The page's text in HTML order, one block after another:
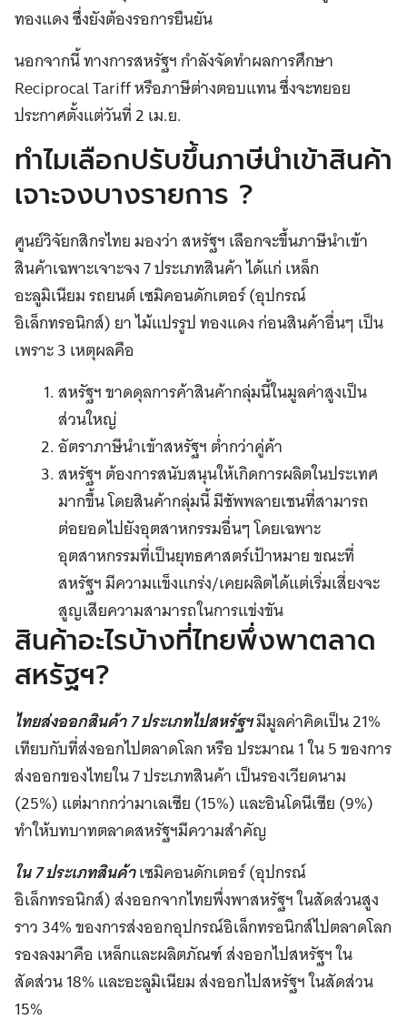
ทองแดง ซึ่งยังต้องรอการยืนยัน
นอกจากนี้ ทางการสหรัฐฯ กำลังจัดทำผลการศึกษา
Reciprocal Tariff หรือภาษีต่างตอบแทน ซึ่งจะทยอย
ประกาศตั้งแต่วันที่ 2 เม.ย.
ทำไมเลือกปรับขึ้นภาษีนำเข้าสินค้า
เจาะจงบางรายการ ?
ศูนย์วิจัยกสิกรไทย มองว่า สหรัฐฯ เลือกจะขึ้นภาษีนำเข้า
สินค้าเฉพาะเจาะจง 7 ประเภทสินค้า ได้แก่ เหล็ก
อะลูมิเนียม รถยนต์ เซมิคอนดักเตอร์ (อุปกรณ์
อิเล็กทรอนิกส์) ยา ไม้แปรรูป ทองแดง ก่อนสินค้าอื่นๆ เป็น
เพราะ 3 เหตุผลคือ
สหรัฐฯ ขาดดุลการค้าสินค้ากลุ่มนี้ในมูลค่าสูงเป็น
ส่วนใหญ่
อัตราภาษีนำเข้าสหรัฐฯ ต่ำกว่าคู่ค้า
สหรัฐฯ ต้องการสนับสนุนให้เกิดการผลิตในประเทศ
มากขึ้น โดยสินค้ากลุ่มนี้ มีซัพพลายเชนที่สามารถ
ต่อยอดไปยังอุตสาหกรรมอื่นๆ โดยเฉพาะ
อุตสาหกรรมที่เป็นยุทธศาสตร์เป้าหมาย ขณะที่
สหรัฐฯ มีความแข็งแกร่ง/เคยผลิตได้แต่เริ่มเสี่ยงจะ
สูญเสียความสามารถในการแข่งขัน
สินค้าอะไรบ้างที่ไทยพึ่งพาตลาด
สหรัฐฯ?
ไทยส่งออกสินค้า 7 ประเภทไปสหรัฐฯมีมูลค่าคิดเป็น 21%
เทียบกับที่ส่งออกไปตลาดโลก หรือ ประมาณ 1 ใน 5 ของการ
ส่งออกของไทยใน 7 ประเภทสินค้า เป็นรองเวียดนาม
(25%) แต่มากกว่ามาเลเซีย (15%) และอินโดนีเซีย (9%)
ทำให้บทบาทตลาดสหรัฐฯมีความสำคัญ
ใน 7 ประเภทสินค้าเซมิคอนดักเตอร์ (อุปกรณ์
อิเล็กทรอนิกส์) ส่งออกจากไทยพึ่งพาสหรัฐฯ ในสัดส่วนสูง
ราว 34% ของการส่งออกอุปกรณ์อิเล็กทรอนิกส์ไปตลาดโลก
รองลงมาคือ เหล็กและผลิตภัณฑ์ ส่งออกไปสหรัฐฯ ใน
สัดส่วน 18% และอะลูมิเนียม ส่งออกไปสหรัฐฯ ในสัดส่วน
15%